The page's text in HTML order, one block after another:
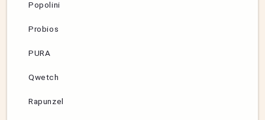
Popolini
Probios
PURA
Qwetch
Rapunzel